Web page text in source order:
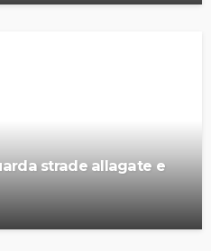
strade allagate e